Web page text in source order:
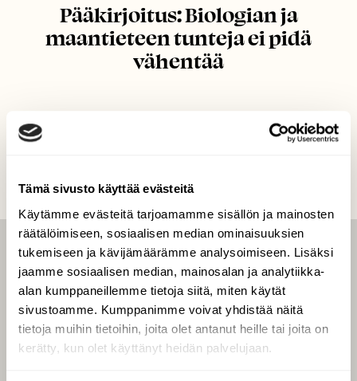
Tämä sivusto käyttää evästeitä
Käytämme evästeitä tarjoamamme sisällön ja mainosten
räätälöimiseen, sosiaalisen median ominaisuuksien
tukemiseen ja kävijämäärämme analysoimiseen. Lisäksi
jaamme sosiaalisen median, mainosalan ja analytiikka-
alan kumppaneillemme tietoja siitä, miten käytät
sivustoamme. Kumppanimme voivat yhdistää näitä
tietoja muihin tietoihin, joita olet antanut heille tai joita on
kerätty, kun olet käyttänyt heidän palvelujaan.
Pääkirjoitus: Biologian ja
maantieteen tunteja ei pidä
vähentää
LEHTI
Uusin lehti
Tilaa Suomen Luonto
Tilaa digilukuoikeus
Äänestä parasta juttua